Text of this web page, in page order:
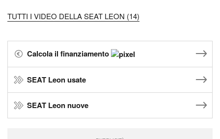
TUTTI I VIDEO DELLA SEAT LEON (14)
Calcola il finanziamento
SEAT Leon usate
SEAT Leon nuove